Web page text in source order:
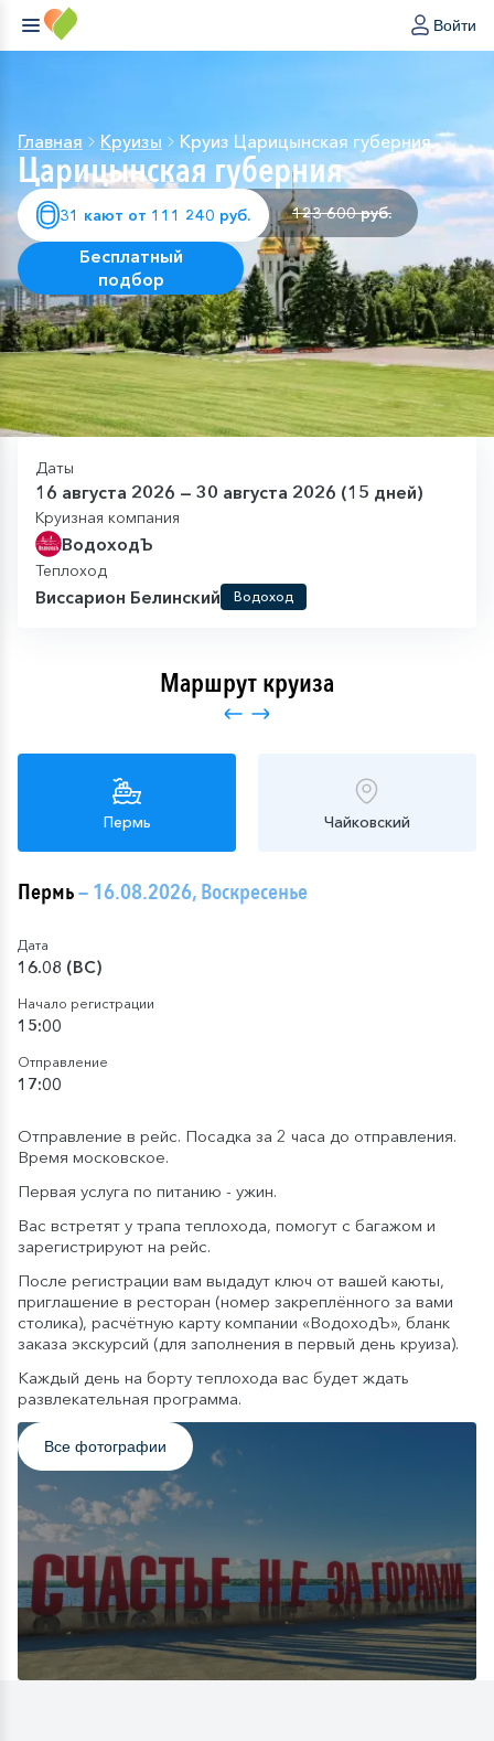
Войти
Главная Круизы Круиз Царицынская губерния
Царицынская губерния
31 кают от 111 240 руб. 123 600 руб.
Бесплатный
подбор
Даты
16 августа 2026 — 30 августа 2026 (15 дней)
Круизная компания
ВодоходЪ
Теплоход
Виссарион Белинский Водоход
Маршрут круиза
Пермь Чайковский
Пермь— 16.08.2026, Воскресенье
Дата
16.08 (ВС)
Начало регистрации
15:00
Отправление
17:00
Отправление в рейс. Посадка за 2 часа до отправления.
Время московское.
Первая услуга по питанию - ужин.
Вас встретят у трапа теплохода, помогут с багажом и
зарегистрируют на рейс.
После регистрации вам выдадут ключ от вашей каюты,
приглашение в ресторан (номер закреплённого за вами
столика), расчётную карту компании «ВодоходЪ», бланк
заказа экскурсий (для заполнения в первый день круиза).
Каждый день на борту теплохода вас будет ждать
развлекательная программа.
Все фотографии